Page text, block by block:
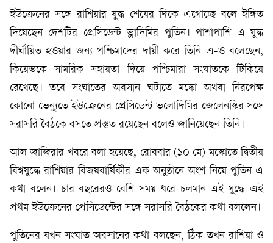
ইউক্রেনের সঙ্গে রাশিয়ার যুদ্ধ শেষের দিকে এগোচ্ছে বলে ইঙ্গিত
দিয়েছেন দেশটির প্রেসিডেন্ট ভ্লাদিমির পুতিন। পাশাপাশি এ যুদ্ধ
দীর্ঘায়িত হওয়ার জন্য পশ্চিমাদের দায়ী করে তিনি এ-ও বলেছেন,
কিয়েভকে সামরিক সহায়তা দিয়ে পশ্চিমারা সংঘাতকে টিকিয়ে
রেখেছে। তবে সংঘাতের অবসান ঘটাতে মস্কো অথবা নিরপেক্ষ
কোনো ভেন্যুতে ইউক্রেনের প্রেসিডেন্ট ভলোদিমির জেলেনস্কির সঙ্গে
সরাসরি বৈঠকে বসতে প্রস্তুত রয়েছেন বলেও জানিয়েছেন তিনি।
আল জাজিরার খবরে বলা হয়েছে, রোববার (১০ মে) মস্কোতে দ্বিতীয়
বিশ্বযুদ্ধে রাশিয়ার বিজয়বার্ষিকীর এক অনুষ্ঠানে অংশ নিয়ে পুতিন এ
কথা বলেন। চার বছরেরও বেশি সময় ধরে চলমান এই যুদ্ধে এই
প্রথম ইউক্রেনের প্রেসিডেন্টের সঙ্গে সরাসরি বৈঠকের কথা বললেন।
পুতিনের যখন সংঘাত অবসানের কথা বলছেন, ঠিক তখন রাশিয়া ও